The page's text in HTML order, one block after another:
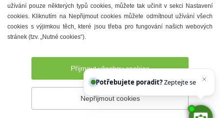
Městské muzeum a galerie
Denní meníčka
Prohlášení o přístupnosti Správce webu
užívání pouze některých typů cookies, můžete tak učinit v sekci Nastavení
cookies. Kliknutím na Nepřijmout cookies můžete odmítnout užívání všech
cookies s výjimkou těch, které jsou třeba pro fungování našich webových
stránek (tzv. „Nutné cookies“).
Přijmout všechny cookies
Nepřijmout cookies
Potřebujete poradit? Zeptejte se našeho a